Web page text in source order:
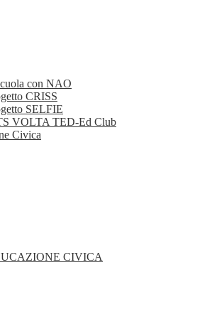
con NAO
CRISS
SELFIE
VOLTA TED-Ed Club
Civica
CIVICA